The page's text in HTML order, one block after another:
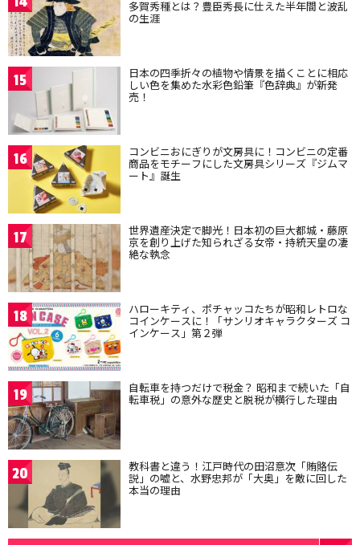
多賀秀種とは？豊臣秀長に仕えた半年間と波乱
の生涯
15 日本の四季折々の植物や情景を描くことに相応
しい色を集めた水彩色鉛筆『色辞典』が新発
売！
16 コンビニおにぎりが文房具に！コンビニの定番
商品をモチーフにした文房具シリーズ『ジムマ
ート』誕生
17 世界遺産決定で脚光！日本初の巨大都城・藤原
京を創り上げた知られざる女帝・持統天皇の凄
絶な執念
18 ハローキティ、ポチャッコたちが昭和レトロな
コインケースに！「サンリオキャラクターズ コ
インケース」第２弾
19 自転車を持つだけで税金？ 昭和まで続いた「自
転車税」の意外な歴史と脱税が横行した理由
20 教科書と違う！江戸時代の田沼意次「賄賂伝
説」の嘘と、水野忠邦が「大奥」を敵に回した
本当の理由